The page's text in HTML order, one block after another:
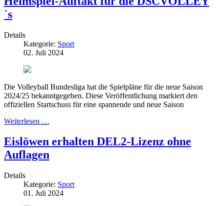
´s
Details
Kategorie: Sport
02. Juli 2024
Die Volleyball Bundesliga hat die Spielpläne für die neue Saison
2024/25 bekanntgegeben. Diese Veröffentlichung markiert den
offiziellen Startschuss für eine spannende und neue Saison
Weiterlesen …
Eislöwen erhalten DEL2-Lizenz ohne
Auflagen
Details
Kategorie: Sport
01. Juli 2024